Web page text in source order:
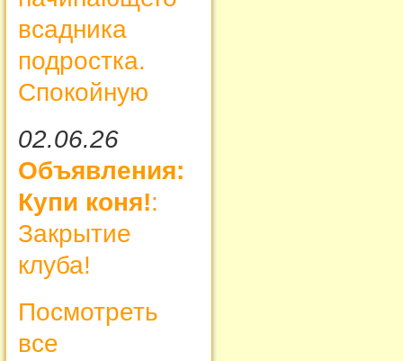
всадника
подростка.
Спокойную
02.06.26
Объявления:
Купи коня!:
Закрытие
клуба!
Посмотреть
все